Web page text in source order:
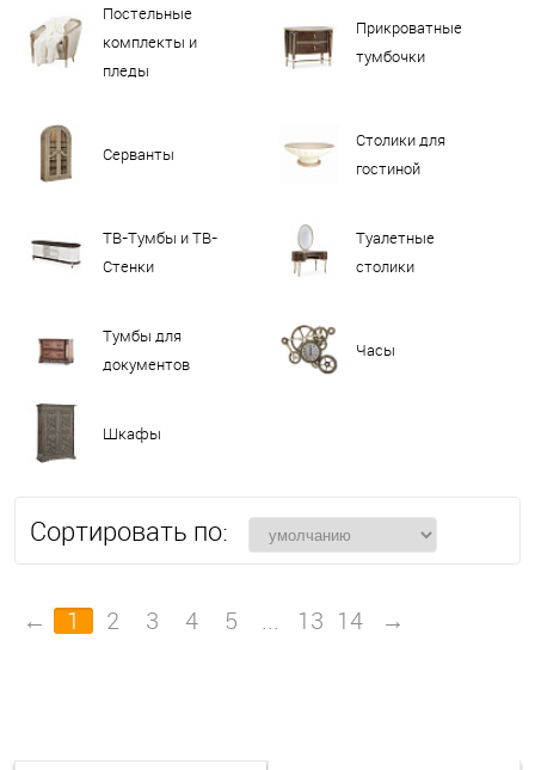
Постельные
комплекты и
пледы
Прикроватные
тумбочки
Серванты
Столики для
гостиной
ТВ-Тумбы и ТВ-
Стенки
Туалетные
столики
Тумбы для
документов
Часы
Шкафы
Сортировать по:
← 1 2 3 4 5 ... 13 14 →